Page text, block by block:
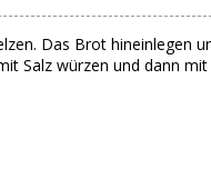
Das Brot hineinlegen
Salz würzen und dann